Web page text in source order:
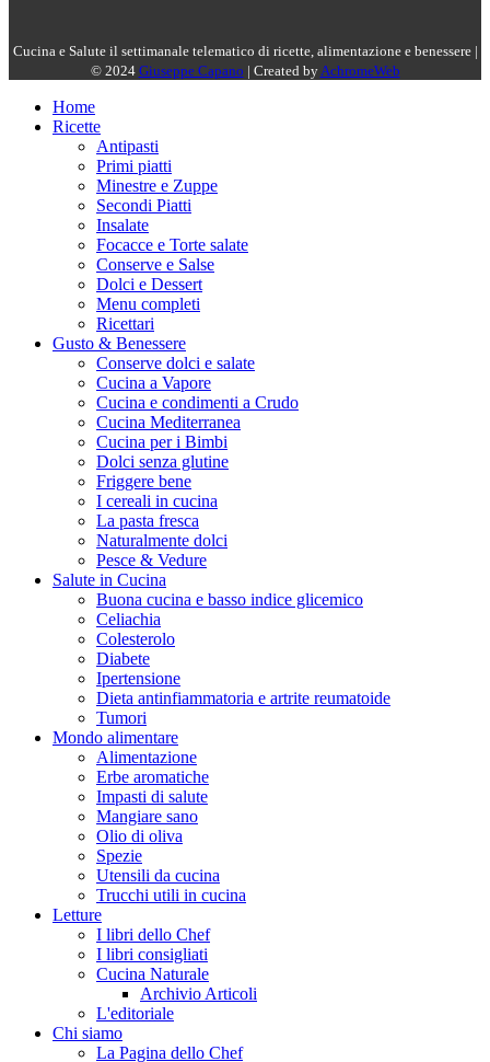
Cucina e Salute il settimanale telematico di ricette, alimentazione e benessere |
© 2024 Giuseppe Capano | Created by AchromeWeb
Home
Ricette
Antipasti
Primi piatti
Minestre e Zuppe
Secondi Piatti
Insalate
Focacce e Torte salate
Conserve e Salse
Dolci e Dessert
Menu completi
Ricettari
Gusto & Benessere
Conserve dolci e salate
Cucina a Vapore
Cucina e condimenti a Crudo
Cucina Mediterranea
Cucina per i Bimbi
Dolci senza glutine
Friggere bene
I cereali in cucina
La pasta fresca
Naturalmente dolci
Pesce & Vedure
Salute in Cucina
Buona cucina e basso indice glicemico
Celiachia
Colesterolo
Diabete
Ipertensione
Dieta antinfiammatoria e artrite reumatoide
Tumori
Mondo alimentare
Alimentazione
Erbe aromatiche
Impasti di salute
Mangiare sano
Olio di oliva
Spezie
Utensili da cucina
Trucchi utili in cucina
Letture
I libri dello Chef
I libri consigliati
Cucina Naturale
Archivio Articoli
L'editoriale
Chi siamo
La Pagina dello Chef